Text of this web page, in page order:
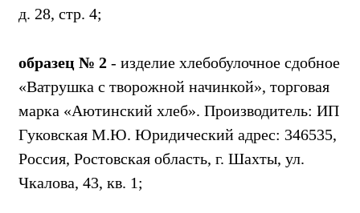
д. 28, стр. 4;
образец № 2 - изделие хлебобулочное сдобное
«Ватрушка с творожной начинкой», торговая
марка «Аютинский хлеб». Производитель: ИП
Гуковская М.Ю. Юридический адрес: 346535,
Россия, Ростовская область, г. Шахты, ул.
Чкалова, 43, кв. 1;